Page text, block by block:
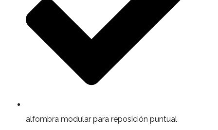
alfombra modular para reposición puntual